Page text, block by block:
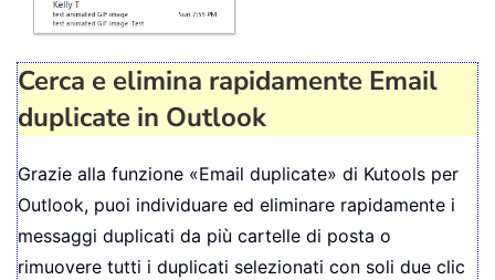
Cerca e elimina rapidamente Email
duplicate in Outlook
Grazie alla funzione «Email duplicate» di Kutools per
Outlook, puoi individuare ed eliminare rapidamente i
messaggi duplicati da più cartelle di posta o
rimuovere tutti i duplicati selezionati con soli due clic